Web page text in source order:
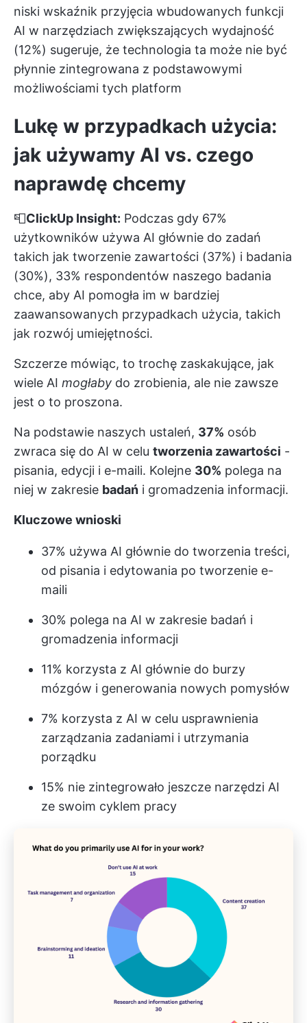
niski wskaźnik przyjęcia wbudowanych funkcji
AI w narzędziach zwiększających wydajność
(12%) sugeruje, że technologia ta może nie być
płynnie zintegrowana z podstawowymi
możliwościami tych platform
Lukę w przypadkach użycia:
jak używamy AI vs. czego
naprawdę chcemy
📮ClickUp Insight: Podczas gdy 67%
użytkowników używa AI głównie do zadań
takich jak tworzenie zawartości (37%) i badania
(30%), 33% respondentów naszego badania
chce, aby AI pomogła im w bardziej
zaawansowanych przypadkach użycia, takich
jak rozwój umiejętności.
Szczerze mówiąc, to trochę zaskakujące, jak
wiele AI mogłaby do zrobienia, ale nie zawsze
jest o to proszona.
Na podstawie naszych ustaleń, 37% osób
zwraca się do AI w celu tworzenia zawartości -
pisania, edycji i e-maili. Kolejne 30% polega na
niej w zakresie badań i gromadzenia informacji.
Kluczowe wnioski
37% używa AI głównie do tworzenia treści,
od pisania i edytowania po tworzenie e-
maili
30% polega na AI w zakresie badań i
gromadzenia informacji
11% korzysta z AI głównie do burzy
mózgów i generowania nowych pomysłów
7% korzysta z AI w celu usprawnienia
zarządzania zadaniami i utrzymania
porządku
15% nie zintegrowało jeszcze narzędzi AI
ze swoim cyklem pracy